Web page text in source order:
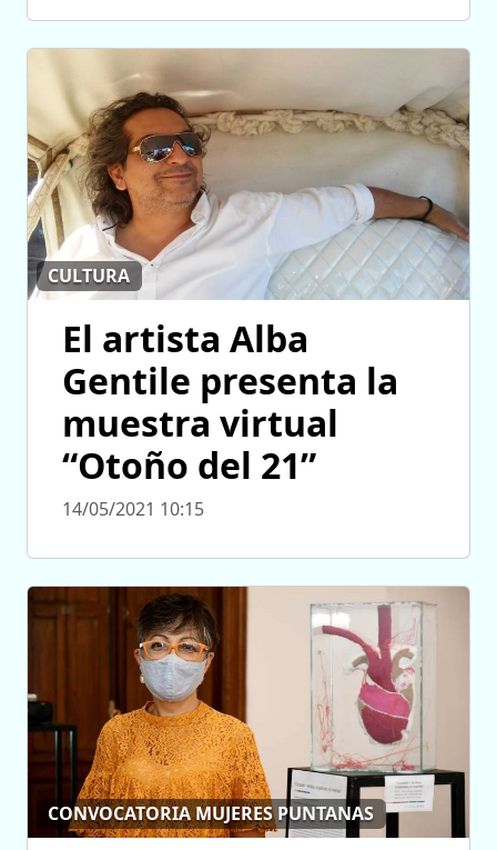
CULTURA
El artista Alba
Gentile presenta la
muestra virtual
“Otoño del 21”
14/05/2021 10:15
CONVOCATORIA MUJERES PUNTANAS